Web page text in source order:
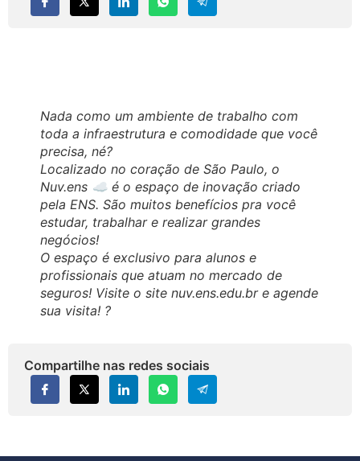
Nada como um ambiente de trabalho com
toda a infraestrutura e comodidade que você
precisa, né?
Localizado no coração de São Paulo, o
Nuv.ens ☁ é o espaço de inovação criado
pela ENS. São muitos benefícios pra você
estudar, trabalhar e realizar grandes
negócios!
O espaço é exclusivo para alunos e
profissionais que atuam no mercado de
seguros! Visite o site nuv.ens.edu.br e agende
sua visita! ?
Compartilhe nas redes sociais